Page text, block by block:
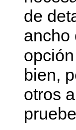
de
ancho
opción
bien,
otros